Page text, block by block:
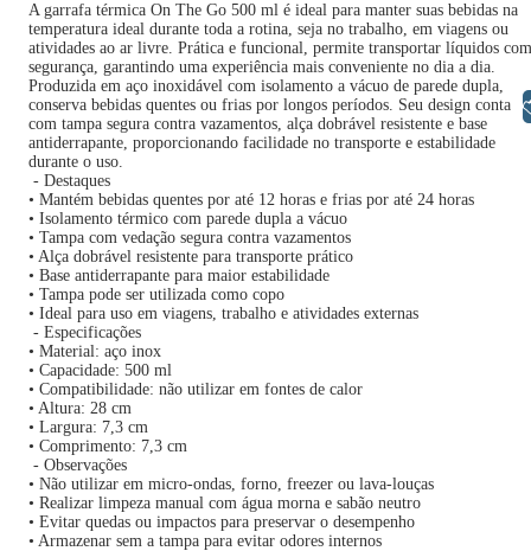
A garrafa térmica On The Go 500 ml é ideal para manter suas bebidas na
temperatura ideal durante toda a rotina, seja no trabalho, em viagens ou
atividades ao ar livre. Prática e funcional, permite transportar líquidos com
segurança, garantindo uma experiência mais conveniente no dia a dia.
Produzida em aço inoxidável com isolamento a vácuo de parede dupla,
conserva bebidas quentes ou frias por longos períodos. Seu design conta
com tampa segura contra vazamentos, alça dobrável resistente e base
antiderrapante, proporcionando facilidade no transporte e estabilidade
durante o uso.
- Destaques
• Mantém bebidas quentes por até 12 horas e frias por até 24 horas
• Isolamento térmico com parede dupla a vácuo
• Tampa com vedação segura contra vazamentos
• Alça dobrável resistente para transporte prático
• Base antiderrapante para maior estabilidade
• Tampa pode ser utilizada como copo
• Ideal para uso em viagens, trabalho e atividades externas
- Especificações
• Material: aço inox
• Capacidade: 500 ml
• Compatibilidade: não utilizar em fontes de calor
• Altura: 28 cm
• Largura: 7,3 cm
• Comprimento: 7,3 cm
- Observações
• Não utilizar em micro-ondas, forno, freezer ou lava-louças
• Realizar limpeza manual com água morna e sabão neutro
• Evitar quedas ou impactos para preservar o desempenho
• Armazenar sem a tampa para evitar odores internos
Libras